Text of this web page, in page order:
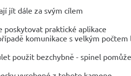
jít dále za svým cílem
poskytovat praktické aplikace
komunikace s velkým
použit bezchybně - spinel